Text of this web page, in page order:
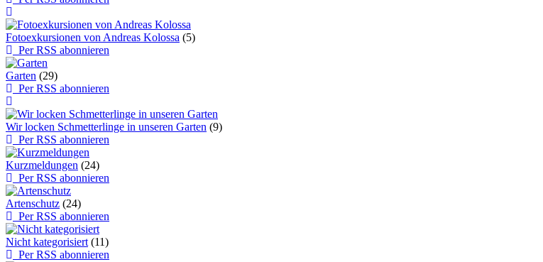
Fotoexkursionen von Andreas Kolossa (5)
Per RSS abonnieren
Garten (29)
Per RSS abonnieren
Wir locken Schmetterlinge in unseren Garten (9)
Per RSS abonnieren
Kurzmeldungen (24)
Per RSS abonnieren
Artenschutz (24)
Per RSS abonnieren
Nicht kategorisiert (11)
Per RSS abonnieren